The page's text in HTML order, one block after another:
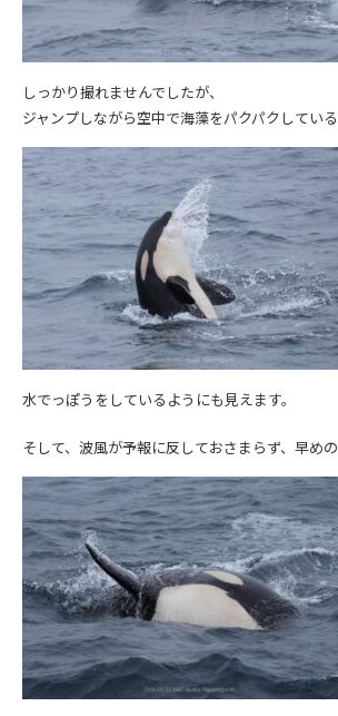
しっかり撮れませんでしたが、
ジャンプしながら空中で海藻をパクパクしてい
水でっぽうをしているようにも見えます。
そして、波風が予報に反しておさまらず、早め